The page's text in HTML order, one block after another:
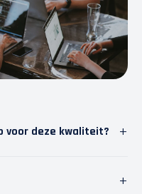
voor deze kwaliteit? +
tijd. Die tijd steken we
+